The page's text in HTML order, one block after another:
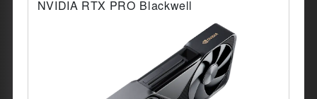
NVIDIA RTX PRO Blackwell